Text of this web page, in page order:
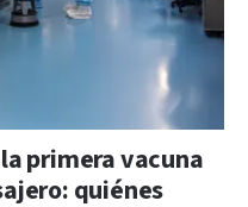
primera vacuna
quiénes